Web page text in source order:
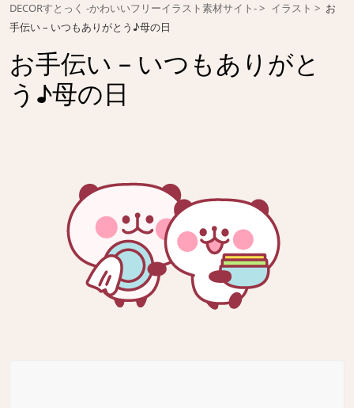
DECORすとっく -かわいいフリーイラスト素材サイト- イラスト
お
手伝い – いつもありがとう♪母の日
お手伝い – いつもありがと
う♪母の日